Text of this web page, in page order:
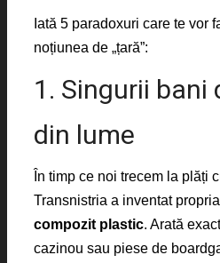
Iată 5 paradoxuri care te vor
noțiunea de „țară”:
1. Singurii bani
din lume
În timp ce noi trecem la plăți
Transnistria a inventat
compozit plastic. Arată
cazinou sau piese de